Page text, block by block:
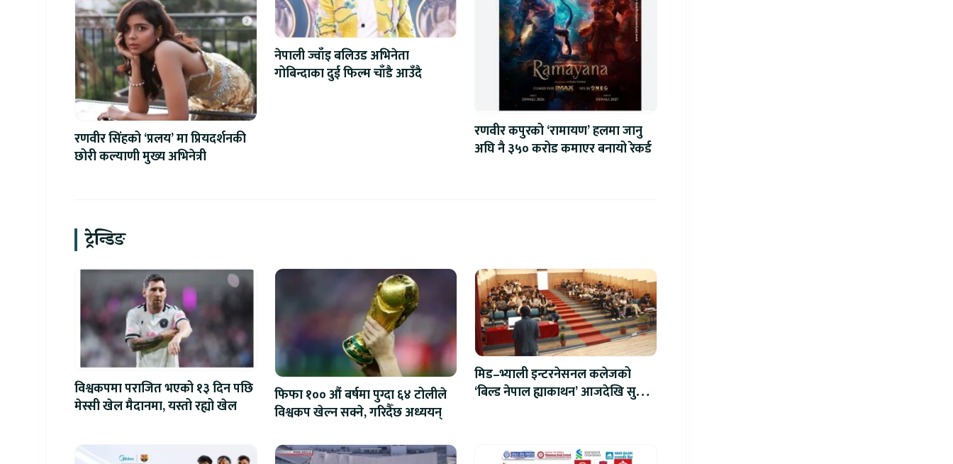
रणवीर सिंहको ‘प्रलय’ मा प्रियदर्शनकी
छोरी कल्याणी मुख्य अभिनेत्री
नेपाली ज्वाँइ बलिउड अभिनेता
गोबिन्दाका दुई फिल्म चाँडै आउँदै
रणवीर कपुरको ‘रामायण’ हलमा जानु
अघि नै ३५० करोड कमाएर बनायो रेकर्ड
ट्रेन्डिङ
विश्वकपमा पराजित भएको १३ दिन पछि
मेस्सी खेल मैदानमा, यस्तो रह्यो खेल
फिफा १०० औं बर्षमा पुग्दा ६४ टोलीले
विश्वकप खेल्न सक्ने, गरिदैँछ अध्ययन्
मिड–भ्याली इन्टरनेसनल कलेजको
‘बिल्ड नेपाल ह्याकाथन’ आजदेखि सुरु,